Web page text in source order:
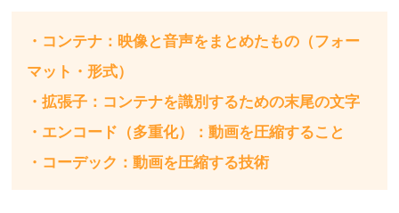
・コンテナ：映像と音声をまとめたもの（フォー
マット・形式）
・拡張子：コンテナを識別するための末尾の文字
・エンコード（多重化）：動画を圧縮すること
・コーデック：動画を圧縮する技術